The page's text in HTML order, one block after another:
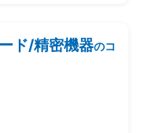
ド/精密機器のコ